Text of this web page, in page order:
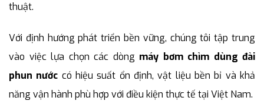
thuật.
Với định hướng phát triển bền vững, chúng tôi tập trung
vào việc lựa chọn các dòng máy bơm chìm dùng đài
phun nước có hiệu suất ổn định, vật liệu bền bỉ và khả
năng vận hành phù hợp với điều kiện thực tế tại Việt Nam.